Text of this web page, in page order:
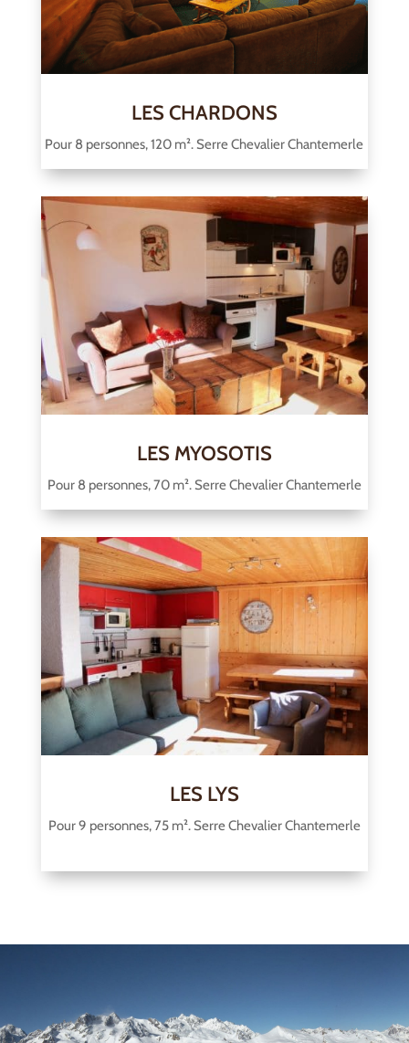
LES CHARDONS
Pour 8 personnes, 120 m². Serre Chevalier Chantemerle
LES MYOSOTIS
Pour 8 personnes, 70 m². Serre Chevalier Chantemerle
LES LYS
Pour 9 personnes, 75 m². Serre Chevalier Chantemerle